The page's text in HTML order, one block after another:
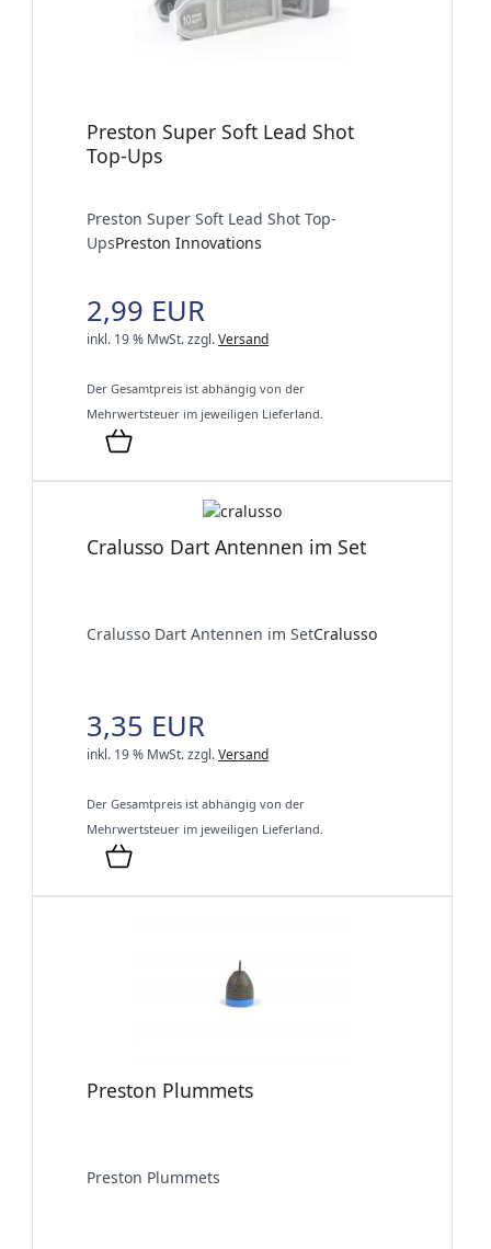
Preston Super Soft Lead Shot
Top-Ups
Preston Super Soft Lead Shot Top-
UpsPreston Innovations
2,99 EUR
inkl. 19 % MwSt.zzgl.Versand
Der Gesamtpreis ist abhängig von der
Mehrwertsteuer im jeweiligen Lieferland.
Cralusso Dart Antennen im Set
Cralusso Dart Antennen im SetCralusso
3,35 EUR
inkl. 19 % MwSt.zzgl.Versand
Der Gesamtpreis ist abhängig von der
Mehrwertsteuer im jeweiligen Lieferland.
Preston Plummets
Preston Plummets